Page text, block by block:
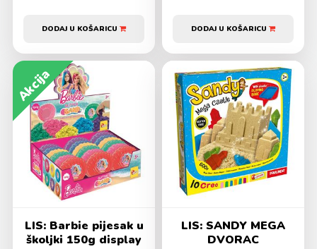
DODAJ U KOŠARICU DODAJ U KOŠARICU
Akcija
LIS: Barbie pijesak u
školjki 150g display
LIS: SANDY MEGA
DVORAC